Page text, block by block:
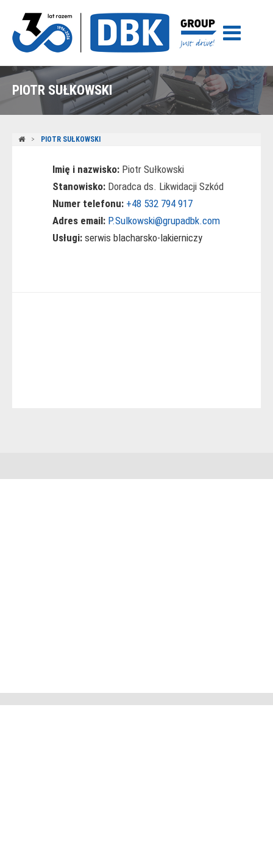
PIOTR SUŁKOWSKI
PIOTR SUŁKOWSKI
Imię i nazwisko: Piotr Sułkowski
Stanowisko: Doradca ds. Likwidacji Szkód
Numer telefonu: +48 532 794 917
Adres email: P.Sulkowski@grupadbk.com
Usługi: serwis blacharsko-lakierniczy